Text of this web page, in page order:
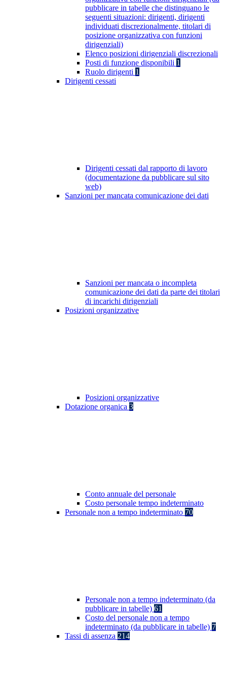
pubblicare in tabelle che distinguano le
seguenti situazioni: dirigenti, dirigenti
individuati discrezionalmente, titolari di
posizione organizzativa con funzioni
dirigenziali)
Elenco posizioni dirigenziali discrezionali
Posti di funzione disponibili 1
Ruolo dirigenti 1
Dirigenti cessati
Dirigenti cessati dal rapporto di lavoro
(documentazione da pubblicare sul sito
web)
Sanzioni per mancata comunicazione dei dati
Sanzioni per mancata o incompleta
comunicazione dei dati da parte dei titolari
di incarichi dirigenziali
Posizioni organizzative
Posizioni organizzative
Dotazione organica 3
Conto annuale del personale
Costo personale tempo indeterminato
Personale non a tempo indeterminato 70
Personale non a tempo indeterminato (da
pubblicare in tabelle) 61
Costo del personale non a tempo
indeterminato (da pubblicare in tabelle) 7
Tassi di assenza 214